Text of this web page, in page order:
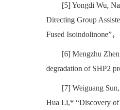
[5] Yongdi Wu,
Directing Group
Fused Isoindolinone”，
[6] Mengzhu
degradation of SHP2
[7] Weiguang
Hua Li,* “Discovery of